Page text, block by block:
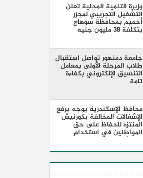
وزيرة التنمية المحلية تعلن
التشغيل التجريبي لمجزر
أخميم بمحافظة سوهاج
بتكلفة 38 مليون جنيه
جامعة دمنهور تواصل استقبال
طلاب المرحلة الأولى بمعامل
التنسيق الإلكتروني بكفاءة
تامة
محافظ الإسكندرية يوجه برفع
الإشغالات المخالفة بكورنيش
المنتزه للحفاظ على حق
المواطنين في استخدام
الممشى